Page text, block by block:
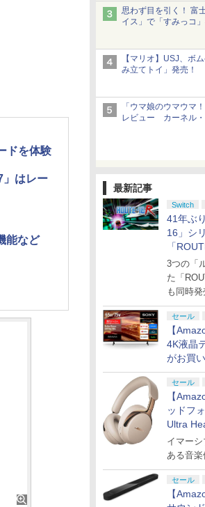
思わず目を引く！ 富
イス」で「すみっコ
ッグを食べてみた
ー化に挑戦。これが
pic.x.com/Kgl04hZaeg
【マリオ】USJ、ボ
「ウマ娘のウマウマ
レビュー カーネル
パッケージや描き下
最新記事
Switch
41年ぶ
16」シ
「
3つの「
た「
も同時発
セール
【
4K液晶
がお買
プ
セール
【
ッドフ
Ultra
世代）
登場
イマー
ある音楽
セール
【
ドを体験
」はレー
能など